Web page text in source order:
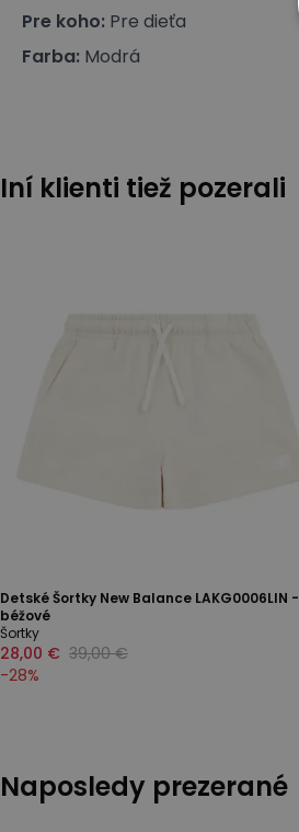
Pre koho: Pre dieťa
Farba: Modrá
Iní klienti tiež pozerali
Detské Šortky New Balance LAKG0006LIN -
béžové
Šortky
28,00 € 39,00 €
-28%
Naposledy prezerané